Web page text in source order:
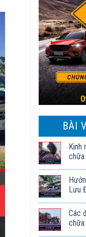
BÀI
Kinh
Lưu
Các